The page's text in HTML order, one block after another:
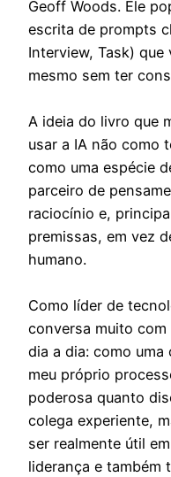
Geoff Woods. Ele
escrita de prompts
Interview, Task)
mesmo sem ter
A ideia do livro que
usar a IA não como
como uma espécie
parceiro de
raciocínio e,
premissas, em vez
humano.
Como líder de
conversa muito
dia a dia: como uma
meu próprio
poderosa quanto
colega experiente,
ser realmente útil
liderança e também